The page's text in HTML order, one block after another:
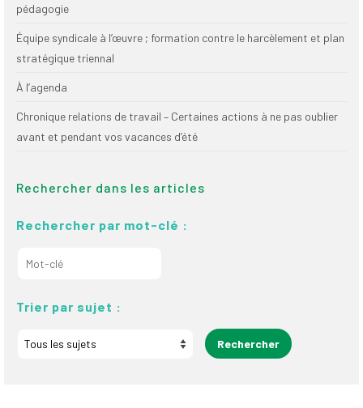
pédagogie
Équipe syndicale à l’œuvre ; formation contre le harcèlement et plan
stratégique triennal
À l’agenda
Chronique relations de travail – Certaines actions à ne pas oublier
avant et pendant vos vacances d’été
Rechercher dans les articles
Rechercher par mot-clé :
Trier par sujet :